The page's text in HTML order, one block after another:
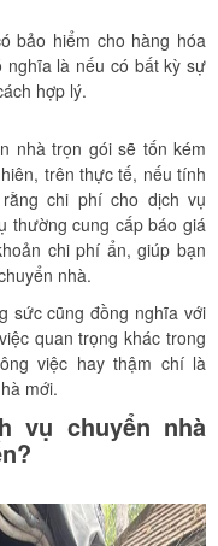
bảo hiểm cho hàng hóa
là nếu có bất kỳ sự
hợp lý.
nhà trọn gói sẽ tốn kém
trên thực tế, nếu tính
chi phí cho dịch vụ
thường cung cấp báo giá
chi phí ẩn, giúp bạn
nhà.
sức cũng đồng nghĩa với
quan trọng khác trong
việc hay thậm chí là
mới.
vụ chuyển nhà